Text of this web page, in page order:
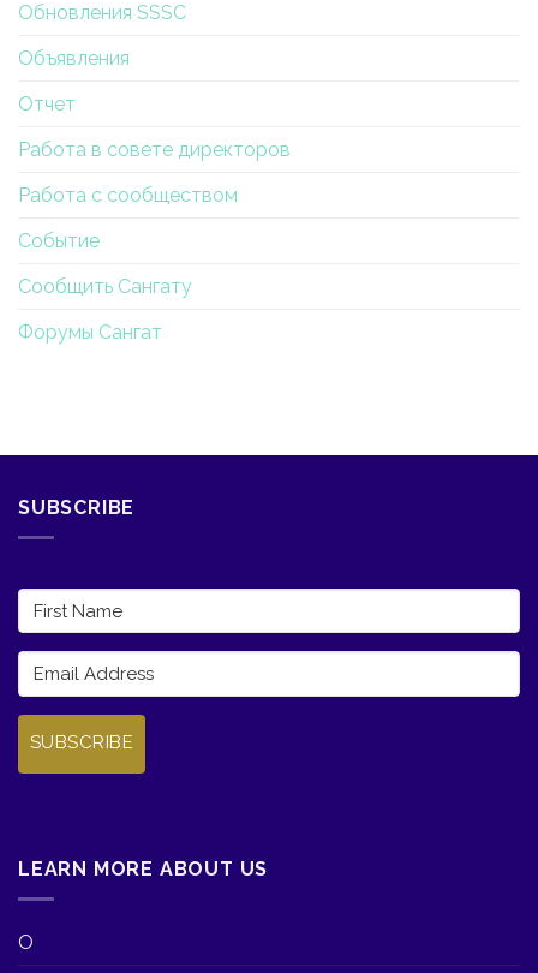
Обновления SSSC
Объявления
Отчет
Работа в совете директоров
Работа с сообществом
Событие
Сообщить Сангату
Форумы Сангат
SUBSCRIBE
SUBSCRIBE
LEARN MORE ABOUT US
О